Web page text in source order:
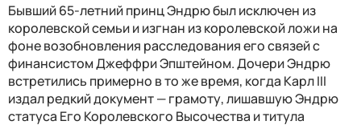
Бывший 65-летний принц Эндрю был исключен из
королевской семьи и изгнан из королевской ложи на
фоне возобновления расследования его связей с
финансистом Джеффри Эпштейном. Дочери Эндрю
встретились примерно в то же время, когда Карл III
издал редкий документ — грамоту, лишавшую Эндрю
статуса Его Королевского Высочества и титула